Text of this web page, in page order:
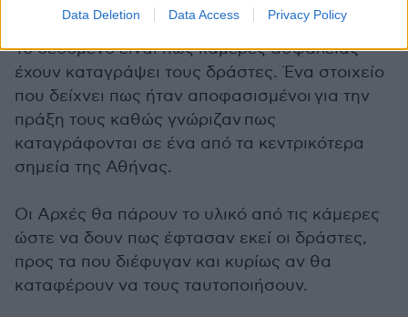
Data Deletion Data Access Privacy Policy
Το δεδομένο είναι πως κάμερες ασφαλείας
έχουν καταγράψει τους δράστες. Ένα στοιχείο
που δείχνει πως ήταν αποφασισμένοι για την
πράξη τους καθώς γνώριζαν πως
καταγράφονται σε ένα από τα κεντρικότερα
σημεία της Αθήνας.
Οι Αρχές θα πάρουν το υλικό από τις κάμερες
ώστε να δουν πως έφτασαν εκεί οι δράστες,
προς τα που διέφυγαν και κυρίως αν θα
καταφέρουν να τους ταυτοποιήσουν.